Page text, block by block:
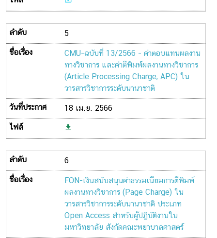
5
CMU-ฉบับที่ 13/2566 - ค่าตอบแทนผลงาน
ทางวิชาการ และค่าตีพิมพ์ผลงานทางวิชาการ
(Article Processing Charge, APC) ใน
วารสารวิชาการระดับนานาชาติ
18 เม.ย. 2566
6
FON-เงินสนับสนุนค่าธรรมเนียมการตีพิมพ์
ผลงานทางวิชาการ (Page Charge) ใน
วารสารวิชาการระดับนานาชาติ ประเภท
Open Access สำหรับผู้ปฏิบัติงานใน
มหาวิทยาลัย สังกัดคณะพยาบาลศาสตร์